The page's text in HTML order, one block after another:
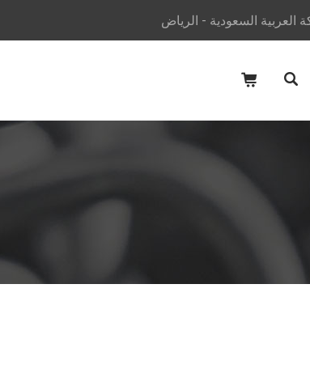
العربية السعودية - الرياض